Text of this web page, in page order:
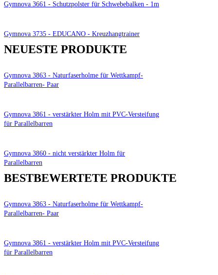
Gymnova 3661 - Schutzpolster für Schwebebalken - 1m
Gymnova 3735 - EDUCANO - Kreuzhangtrainer
NEUESTE PRODUKTE
Gymnova 3863 - Naturfaserholme für Wettkampf-
Parallelbarren- Paar
Gymnova 3861 - verstärkter Holm mit PVC-Versteifung
für Parallelbarren
Gymnova 3860 - nicht verstärkter Holm für
Parallelbarren
BESTBEWERTETE PRODUKTE
Gymnova 3863 - Naturfaserholme für Wettkampf-
Parallelbarren- Paar
Gymnova 3861 - verstärkter Holm mit PVC-Versteifung
für Parallelbarren